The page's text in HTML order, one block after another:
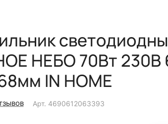
НЕБО 70Вт 230В
IN HOME
Арт. 4690612063393